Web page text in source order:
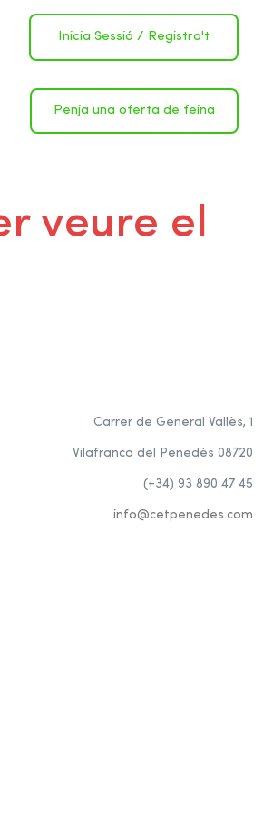
Inicia Sessió / Registra't
Penja una oferta de feina
veure el
Carrer de General Vallès, 1
Vilafranca del Penedès 08720
(+34) 93 890 47 45
info@cetpenedes.com